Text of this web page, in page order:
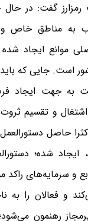
گفت: در
به مناطق خاص و
موانع ایجاد شده
است. جایی که باید
به جهت ایجاد
و تقسیم
حاصل
شده؛
و سرمایه‌های راکد
و فعالان را به
رهنمون